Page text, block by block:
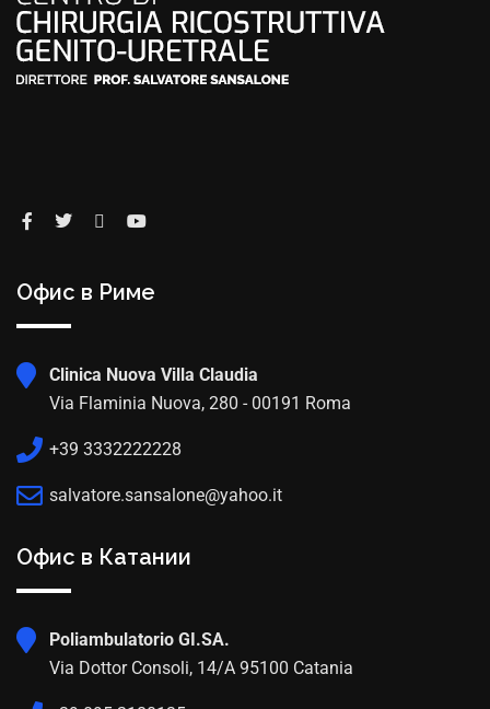
Офис в Риме
Clinica Nuova Villa Claudia
Via Flaminia Nuova, 280 - 00191 Roma
+39 3332222228
salvatore.sansalone@yahoo.it
Офис в Катании
Poliambulatorio GI.SA.
Via Dottor Consoli, 14/A 95100 Catania